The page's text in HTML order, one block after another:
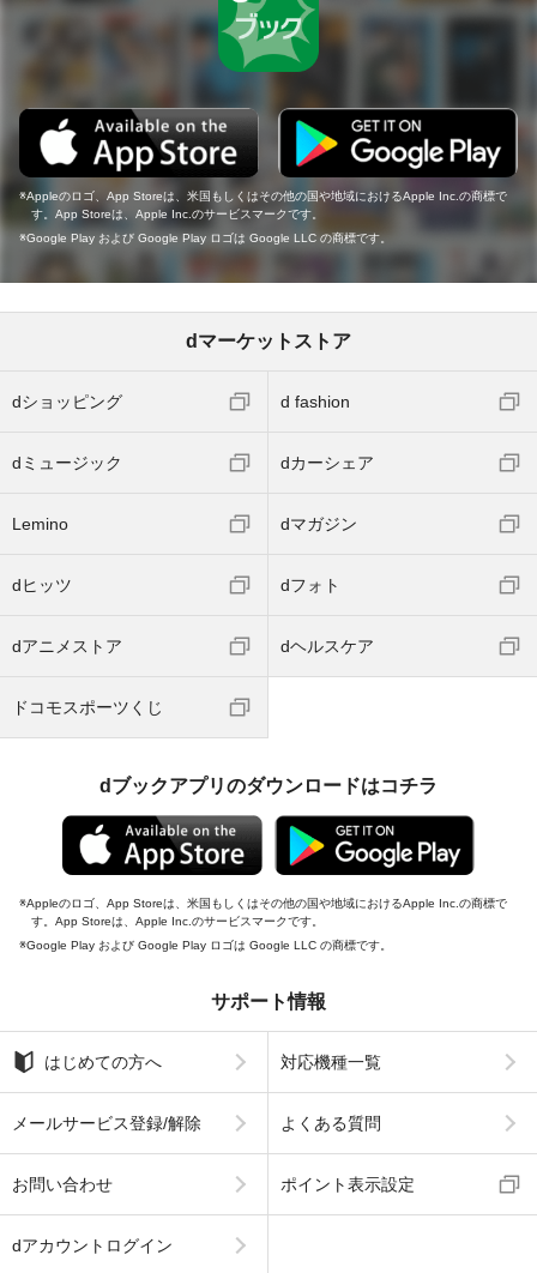
Appleのロゴ、App Storeは、米国もしくはその他の国や地域におけるApple Inc.の商標で
す。App Storeは、Apple Inc.のサービスマークです。
Google Play および Google Play ロゴは Google LLC の商標です。
dマーケットストア
dショッピング d fashion
dミュージック dカーシェア
Lemino dマガジン
dヒッツ dフォト
dアニメストア dヘルスケア
ドコモスポーツくじ
dブックアプリのダウンロードはコチラ
Appleのロゴ、App Storeは、米国もしくはその他の国や地域におけるApple Inc.の商標で
す。App Storeは、Apple Inc.のサービスマークです。
Google Play および Google Play ロゴは Google LLC の商標です。
サポート情報
はじめての方へ 対応機種一覧
メールサービス登録/解除 よくある質問
お問い合わせ ポイント表示設定
dアカウントログイン